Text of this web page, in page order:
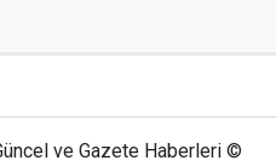
ve Gazete Haberleri ©